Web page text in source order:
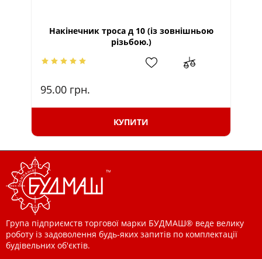
Накінечник троса д 10 (із зовнішньою
різьбою.)
95.00 грн.
КУПИТИ
Група підприємств торгової марки БУДМАШ® веде велику
роботу із задоволення будь-яких запитів по комплектації
будівельних об'єктів.